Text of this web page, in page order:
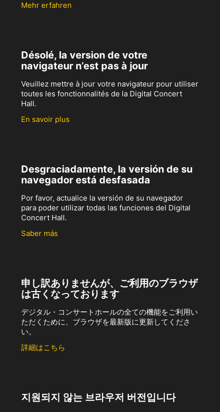
Mehr erfahren
Désolé, la version de votre
navigateur n’est pas à jour
Veuillez mettre à jour votre navigateur pour utiliser
toutes les fonctionnalités de la Digital Concert
Hall.
En savoir plus
Desgraciadamente, la versión de su
navegador está desfasada
Por favor, actualice la versión de su navegador
para poder utilizar todas las funciones del Digital
Concert Hall.
Saber más
申し訳ありませんが、ご利用のブラウザ
は古くなっております
デジタル・コンサートホールの全ての機能をご利用い
ただくために、ブラウザを最新版に更新してくださ
い。
詳細はこちら
지원되지 않는 브라우저 버전입니다